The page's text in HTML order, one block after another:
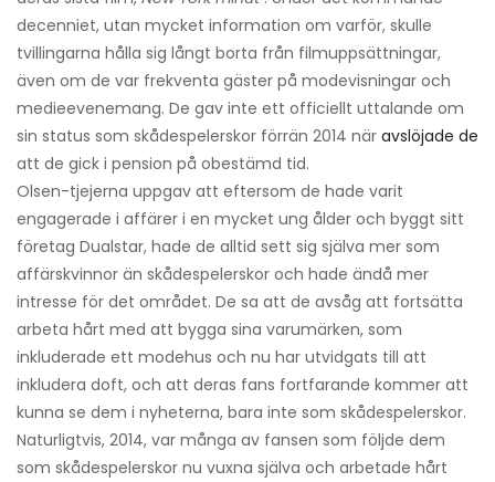
decenniet, utan mycket information om varför, skulle
tvillingarna hålla sig långt borta från filmuppsättningar,
även om de var frekventa gäster på modevisningar och
medieevenemang. De gav inte ett officiellt uttalande om
sin status som skådespelerskor förrän 2014 när avslöjade de
att de gick i pension på obestämd tid.
Olsen-tjejerna uppgav att eftersom de hade varit
engagerade i affärer i en mycket ung ålder och byggt sitt
företag Dualstar, hade de alltid sett sig själva mer som
affärskvinnor än skådespelerskor och hade ändå mer
intresse för det området. De sa att de avsåg att fortsätta
arbeta hårt med att bygga sina varumärken, som
inkluderade ett modehus och nu har utvidgats till att
inkludera doft, och att deras fans fortfarande kommer att
kunna se dem i nyheterna, bara inte som skådespelerskor.
Naturligtvis, 2014, var många av fansen som följde dem
som skådespelerskor nu vuxna själva och arbetade hårt